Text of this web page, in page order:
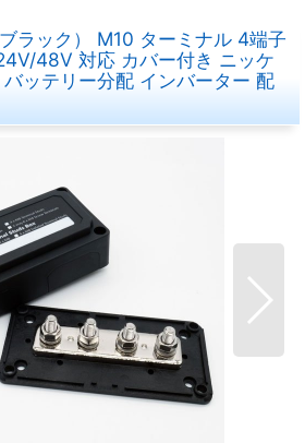
ラック） M10 ターミナル 4端子
48V 対応 カバー付き ニッケ
ッテリー分配 インバーター 配